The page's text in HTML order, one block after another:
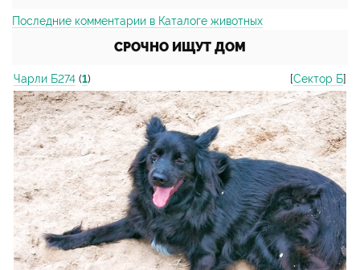
Последние комментарии в Каталоге животных
СРОЧНО ИЩУТ ДОМ
Чарли Б274 (1) [Сектор Б]